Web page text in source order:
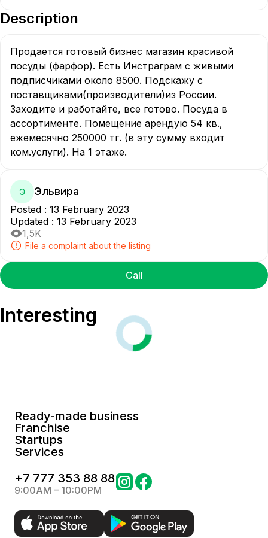
Description
Продается готовый бизнес магазин красивой
посуды (фарфор). Есть Инстраграм с живыми
подписчиками около 8500. Подскажу с
поставщиками(производители)из России.
Заходите и работайте, все готово. Посуда в
ассортименте. Помещение арендую 54 кв.,
ежемесячно 250000 тг. (в эту сумму входит
ком.услуги). На 1 этаже.
Э Эльвира
Posted : 13 February 2023
Updated : 13 February 2023
1,5K
File a complaint about the listing
Call
Interesting
Ready-made business
Franchise
Startups
Services
+7 777 353 88 88
9:00AM – 10:00PM